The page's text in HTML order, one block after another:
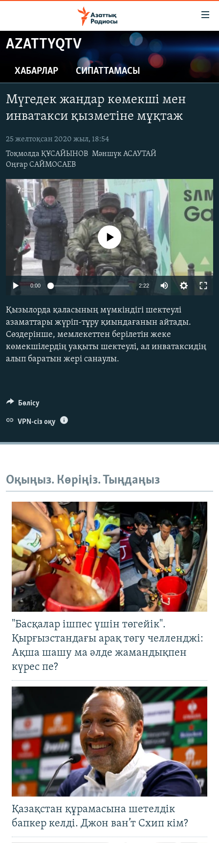
Skip
to
content
to
main
Skip
to
Search
ЖАҢАЛЫҚТАР
САЯСАТ
ҚАҢТАР ОҚИҒАСЫ
АДАМ ҚҰҚЫҚТАРЫ
ӘЛЕУМЕТ
ӘЛЕМ
Русский
ЖАЗЫЛЫҢЫЗ
Басқа тілдерде
AZATTYQTV
ХАБАРЛАР СИПАТТАМАСЫ
Мүгедек жандар көмекші мен
инватакси қызметіне мұқтаж
25 желтоқсан 2020 жыл, 18:54
Тоқмолда ҚҰСАЙЫНОВ Мәншүк АСАУТАЙ
Оңғар САЙМОСАЕВ
Auto 360p
No media source currently available
0:00 2:22
480p
Қызылорда қаласының мүмкіндігі шектеулі
азаматтары жүріп-тұру қиындағанын айтады.
Сөздерінше, мемлекеттен берілетін жеке
көмекшілердің уақыты шектеулі, ал инватаксидің
алып баратын жері санаулы.
Бөлісу
VPN-сіз оқу
Оқыңыз. Көріңіз. Тыңдаңыз
"Басқалар ішпес үшін төгейік".
Қырғызстандағы арақ төгу челленджі:
Ақша шашу ма әлде жамандықпен
күрес пе?
Қазақстан құрамасына шетелдік
бапкер келді. Джон ван’т Схип кім?